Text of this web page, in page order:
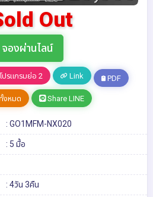
Out
จองผ่านไลน์
โปรแกรมย่อ 2 Link PDF
งหมด Share LINE
: GO1MFM-NX020
: 5 มื้อ
: 4วัน 3คืน